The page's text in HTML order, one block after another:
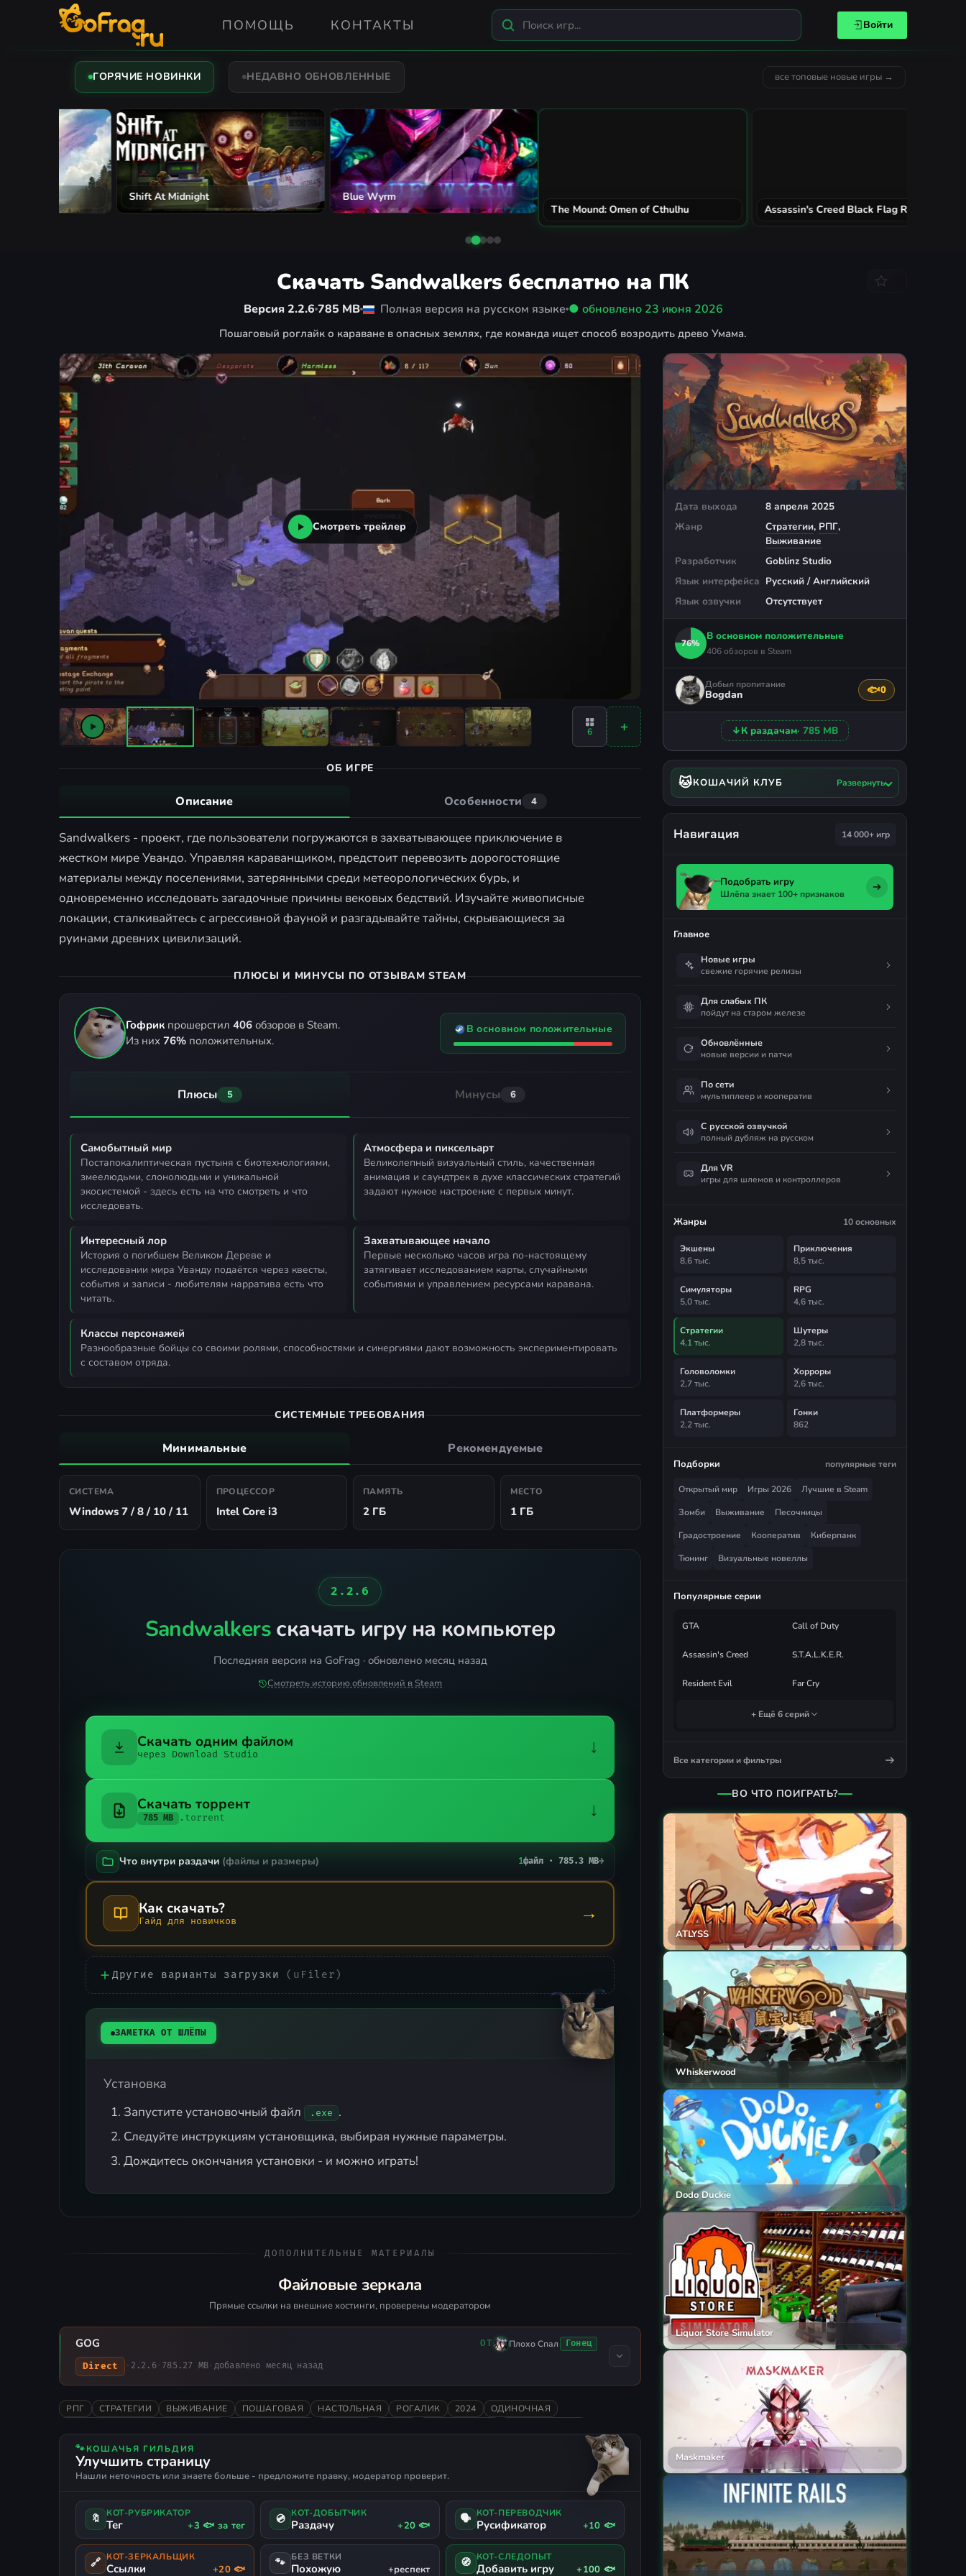
ПОМОЩЬ КОНТАКТЫ Войти
ГОРЯЧИЕ НОВИНКИ НЕДАВНО ОБНОВЛЕННЫЕ все топовые новые игры →
The Mound: Omen of Cthulhu Assassin's Creed Black Flag Resynced City Car Driving 2.0 MECCHA CHAMELEON
Скачать Sandwalkers бесплатно на ПК
Версия 2.2.6 785 MB Полная версия на русском языке ● обновлено 23 июня 2026
Пошаговый роглайк о караване в опасных землях, где команда ищет способ возродить древо Умама.
Дата выхода
8 апреля 2025
Жанр
Стратегии, РПГ,
Выживание
Разработчик
Goblinz Studio
Язык интерфейса Русский / Английский
Язык озвучки
Отсутствует
76%
В основном положительные
406 обзоров в Steam
Добыл пропитание
Bogdan 🐟0
Поблагодарить
↓К раздачам· 785 MB
Смотреть трейлер
6
ОБ ИГРЕ
Описание Особенности 4
Sandwalkers - проект, где пользователи погружаются в захватывающее приключение в
жестком мире Увандо. Управляя караванщиком, предстоит перевозить дорогостоящие
материалы между поселениями, затерянными среди метеорологических бурь, и
одновременно исследовать загадочные причины вековых бедствий. Изучайте живописные
локации, сталкивайтесь с агрессивной фауной и разгадывайте тайны, скрывающиеся за
руинами древних цивилизаций.
ПЛЮСЫ И МИНУСЫ ПО ОТЗЫВАМ STEAM
Гофрик прошерстил 406 обзоров в Steam.
Из них 76% положительных.
В основном положительные
Плюсы 5 Минусы 6
Самобытный мир
постапокалиптическая пустыня с биотехнологиями,
змеелюдьми, слонолюдьми и уникальной
экосистемой - здесь есть на что смотреть и что
исследовать.
Атмосфера и пиксельарт
великолепный визуальный стиль, качественная
анимация и саундтрек в духе классических стратегий
задают нужное настроение с первых минут.
Интересный лор
история о погибшем Великом Дереве и
исследовании мира Уванду подаётся через квесты,
события и записи - любителям нарратива есть что
читать.
Захватывающее начало
первые несколько часов игра по-настоящему
затягивает исследованием карты, случайными
событиями и управлением ресурсами каравана.
Классы персонажей
разнообразные бойцы со своими ролями, способностями и синергиями дают возможность экспериментировать
с составом отряда.
СИСТЕМНЫЕ ТРЕБОВАНИЯ
Минимальные Рекомендуемые
СИСТЕМА
Windows 7 / 8 / 10 / 11
ПРОЦЕССОР
Intel Core i3
ПАМЯТЬ
2 ГБ
МЕСТО
1 ГБ
2.2.6
Sandwalkersскачать игру на компьютер
Последняя версия на GoFrag · обновлено месяц назад
Смотреть историю обновлений в Steam
Скачать одним файлом
через Download Studio ↓
Скачать торрент
785 MB .torrent ↓
Что внутри раздачи (файлы и размеры) 1файл · 785.3 MB→
Как скачать?
Гайд для новичков →
Другие варианты загрузки (uFiler)
ЗАМЕТКА ОТ ШЛЁПЫ
Установка
Запустите установочный файл .exe
.
Следуйте инструкциям установщика, выбирая нужные параметры.
Дождитесь окончания установки - и можно играть!
ДОПОЛНИТЕЛЬНЫЕ МАТЕРИАЛЫ
Файловые зеркала
Прямые ссылки на внешние хостинги, проверены модератором
GOG ОТ Плохо Спал Гонец
Direct · 2.2.6· 785.27 MB · добавлено месяц назад
РПГ СТРАТЕГИИ ВЫЖИВАНИЕ ПОШАГОВАЯ НАСТОЛЬНАЯ РОГАЛИК 2024
ОДИНОЧНАЯ
🐾КОШАЧЬЯ ГИЛЬДИЯ
Улучшить страницу
Нашли неточность или знаете больше - предложите правку, модератор проверит.
🔖 КОТ-РУБРИКАТОР
Тег +3 🐟 за тег 💿 КОТ-ДОБЫТЧИК
Раздачу +20 🐟 🗣 КОТ-ПЕРЕВОДЧИК
Русификатор +10 🐟
🔗 КОТ-ЗЕРКАЛЬЩИК
Ссылки +20 🐟 🐾 БЕЗ ВЕТКИ
Похожую +респект 🧭 КОТ-СЛЕДОПЫТ
Добавить игру +100 🐟
🐱КОШАЧИЙ КЛУБ Развернуть
Навигация 14 000+ игр
Подобрать игру
Шлёпа знает 100+ признаков
Главное
Новые игры
свежие горячие релизы
Для слабых ПК
пойдут на старом железе
Обновлённые
новые версии и патчи
По сети
мультиплеер и кооператив
С русской озвучкой
полный дубляж на русском
Для VR
игры для шлемов и контроллеров
Жанры 10 основных
Экшены
8,6 тыс.
Приключения
8,5 тыс.
Симуляторы
5,0 тыс.
RPG
4,6 тыс.
Стратегии
4,1 тыс.
Шутеры
2,8 тыс.
Головоломки
2,7 тыс.
Хорроры
2,6 тыс.
Платформеры
2,2 тыс.
Гонки
862
Подборки популярные теги
Открытый мир Игры 2026
Лучшие в Steam
Зомби
Выживание
Песочницы
Градостроение
Кооператив
Киберпанк
Тюнинг
Визуальные новеллы
Популярные серии
GTA Call of Duty
Assassin's Creed S.T.A.L.K.E.R.
Resident Evil Far Cry
+ Ещё 6 серий
Все категории и фильтры
ВО ЧТО ПОИГРАТЬ?
ATLYSS
Whiskerwood
Dodo Duckie
Liquor Store Simulator
Maskmaker